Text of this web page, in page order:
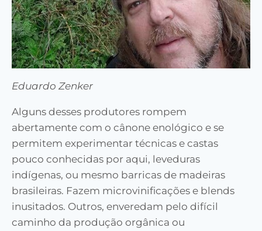
Eduardo Zenker
Alguns desses produtores rompem
abertamente com o cânone enológico e se
permitem experimentar técnicas e castas
pouco conhecidas por aqui, leveduras
indígenas, ou mesmo barricas de madeiras
brasileiras. Fazem microvinificações e blends
inusitados. Outros, enveredam pelo difícil
caminho da produção orgânica ou